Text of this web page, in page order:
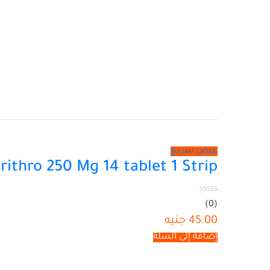
عرض سريع
250 Mg 14 tablet 1 Strip
(0)
45.00 جنيه
إضافة إلى السلة